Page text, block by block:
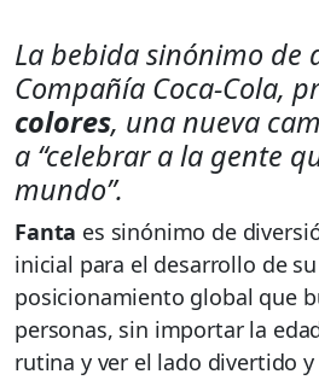
La bebida sinónimo de
Compañía Coca-Cola,
colores, una nueva
a “celebrar a la gente
mundo”.
Fanta es sinónimo de
inicial para el desarrollo de
posicionamiento global que
personas, sin importar la
rutina y ver el lado divertido